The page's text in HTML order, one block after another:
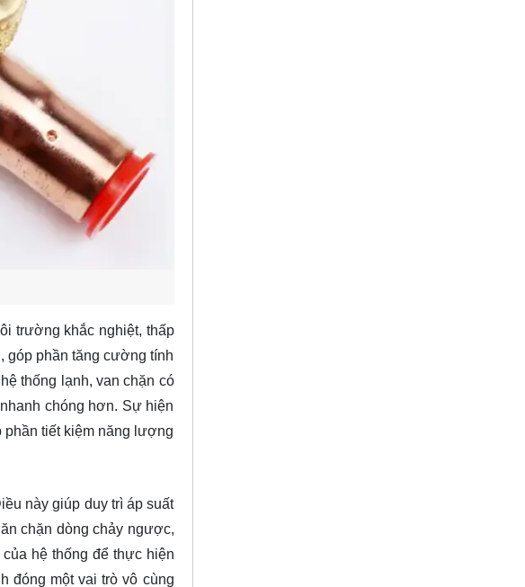
trường khắc nghiệt, thấp
góp phần tăng cường tính
thống lạnh, van chặn có
chóng hơn. Sự hiện
phần tiết kiệm năng lượng
này giúp duy trì áp suất
chặn dòng chảy ngược,
hệ thống để thực hiện
đóng một vai trò vô cùng